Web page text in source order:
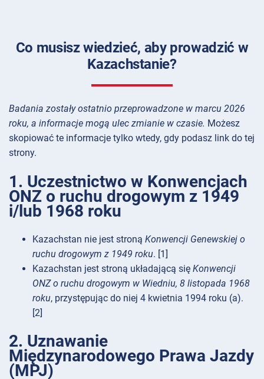
Co musisz wiedzieć, aby prowadzić w
Kazachstanie?
Badania zostały ostatnio przeprowadzone w marcu 2026
roku, a informacje mogą ulec zmianie w czasie. Możesz
skopiować te informacje tylko wtedy, gdy podasz link do tej
strony.
1. Uczestnictwo w Konwencjach
ONZ o ruchu drogowym z 1949
i/lub 1968 roku
Kazachstan nie jest stroną Konwencji Genewskiej o
ruchu drogowym z 1949 roku. [1]
Kazachstan jest stroną układającą się Konwencji
ONZ o ruchu drogowym w Wiedniu, 8 listopada 1968
roku, przystępując do niej 4 kwietnia 1994 roku (a).
[2]
2. Uznawanie
Międzynarodowego Prawa Jazdy
(MPJ)